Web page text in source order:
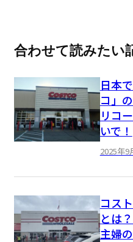
合わせて読みたい
日本
コ」
リコ
いで！
2025年9
コス
とは
主婦